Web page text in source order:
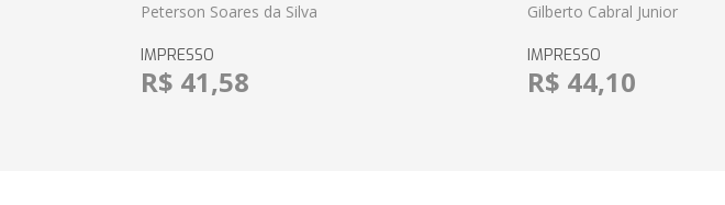
Peterson Soares da Silva
IMPRESSO
R$ 41,58
Gilberto Cabral Junior
IMPRESSO
R$ 44,10